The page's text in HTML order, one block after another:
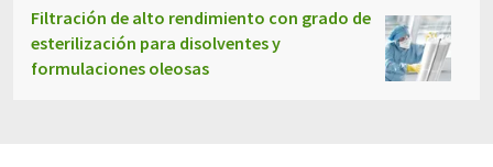
Filtración de alto rendimiento con grado de
esterilización para disolventes y
formulaciones oleosas